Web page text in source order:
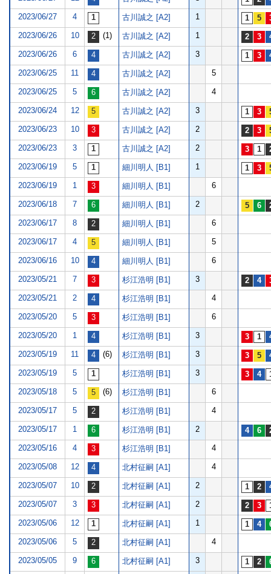
2023/06/27 4 古川誠之 [A2] 1
2023/06/26 10 (1) 古川誠之 [A2] 1
2023/06/26 6 古川誠之 [A2] 3
2023/06/25 11 古川誠之 [A2] 5
2023/06/25 5 古川誠之 [A2] 4
2023/06/24 12 古川誠之 [A2] 3
2023/06/23 10 古川誠之 [A2] 2
2023/06/23 3 古川誠之 [A2] 2
2023/06/19 5 細川明人 [B1] 1
2023/06/19 1 細川明人 [B1] 6
2023/06/18 7 細川明人 [B1] 2
2023/06/17 8 細川明人 [B1] 6
2023/06/17 4 細川明人 [B1] 5
2023/06/16 10 細川明人 [B1] 6
2023/05/21 7 杉江浩明 [B1] 3
2023/05/21 2 杉江浩明 [B1] 4
2023/05/20 5 杉江浩明 [B1] 6
2023/05/20 1 杉江浩明 [B1] 3
2023/05/19 11 (6) 杉江浩明 [B1] 3
2023/05/19 5 杉江浩明 [B1] 3
2023/05/18 5 (6) 杉江浩明 [B1] 6
2023/05/17 5 杉江浩明 [B1] 4
2023/05/17 1 杉江浩明 [B1] 2
2023/05/16 4 杉江浩明 [B1] 4
2023/05/08 12 北村征嗣 [A1] 4
2023/05/07 10 北村征嗣 [A1] 2
2023/05/07 3 北村征嗣 [A1] 2
2023/05/06 12 北村征嗣 [A1] 1
2023/05/06 5 北村征嗣 [A1] 4
2023/05/05 9 北村征嗣 [A1] 3